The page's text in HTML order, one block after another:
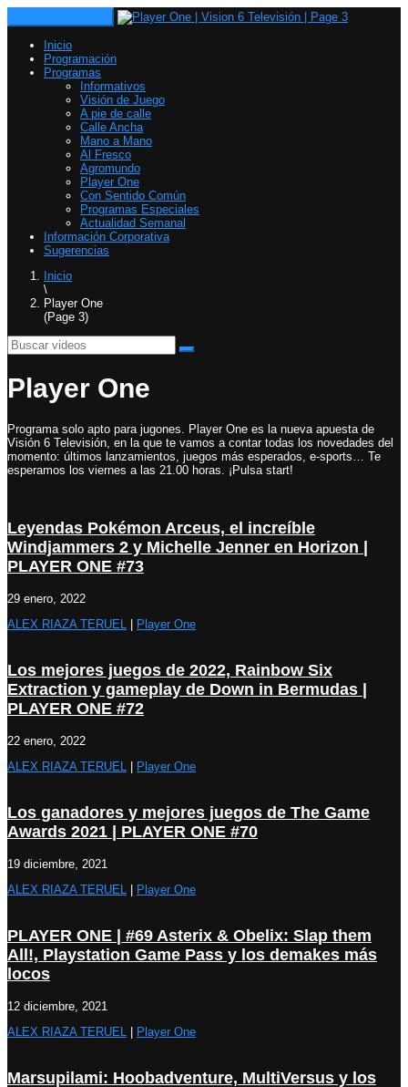
Inicio
Programación
Programas
Informativos
Visión de Juego
A pie de calle
Calle Ancha
Mano a Mano
Al Fresco
Agromundo
Player One
Con Sentido Común
Programas Especiales
Actualidad Semanal
Información Corporativa
Sugerencias
Inicio
\
Player One
(Page 3)
Player One
Programa solo apto para jugones. Player One es la nueva apuesta de
Visión 6 Televisión, en la que te vamos a contar todas los novedades del
momento: últimos lanzamientos, juegos más esperados, e-sports… Te
esperamos los viernes a las 21.00 horas. ¡Pulsa start!
Leyendas Pokémon Arceus, el increíble
Windjammers 2 y Michelle Jenner en Horizon |
PLAYER ONE #73
29 enero, 2022
ALEX RIAZA TERUEL
Player One
Los mejores juegos de 2022, Rainbow Six
Extraction y gameplay de Down in Bermudas |
PLAYER ONE #72
22 enero, 2022
ALEX RIAZA TERUEL
Player One
Los ganadores y mejores juegos de The Game
Awards 2021 | PLAYER ONE #70
19 diciembre, 2021
ALEX RIAZA TERUEL
Player One
PLAYER ONE | #69 Asterix & Obelix: Slap them
All!, Playstation Game Pass y los demakes más
locos
12 diciembre, 2021
ALEX RIAZA TERUEL
Player One
Marsupilami: Hoobadventure, MultiVersus y los